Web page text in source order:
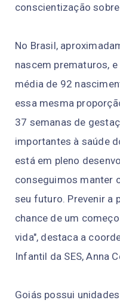
conscientização
No Brasil,
nascem prematuros,
média de 92
essa mesma
37 semanas de
importantes à saúde
está em pleno
conseguimos manter
seu futuro. Prevenir a
chance de um
vida", destaca a
Infantil da SES, Anna
Goiás possui